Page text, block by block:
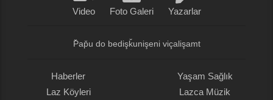
Video Foto Galeri Yazarlar
P̌ap̌u do bedişǩunişeni viçalişamt
Haberler
Laz Köyleri
Yaşam Sağlık
Lazca Müzik